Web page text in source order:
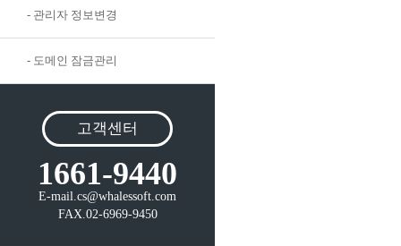
- 관리자 정보변경
- 도메인 잠금관리
고객센터
1661-9440
E-mail.cs@whalessoft.com
FAX.02-6969-9450